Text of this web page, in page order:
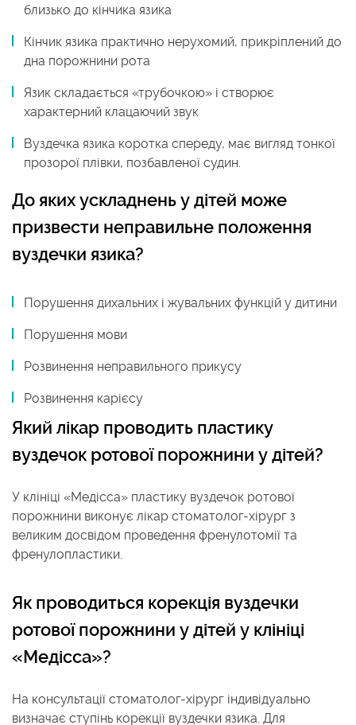
близько до кінчика язика
Кінчик язика практично нерухомий, прикріплений до
дна порожнини рота
Язик складається «трубочкою» і створює
характерний клацаючий звук
Вуздечка язика коротка спереду, має вигляд тонкої
прозорої плівки, позбавленої судин.
До яких ускладнень у дітей може
призвести неправильне положення
вуздечки язика?
Порушення дихальних і жувальних функцій у дитини
Порушення мови
Розвинення неправильного прикусу
Розвинення карієсу
Який лікар проводить пластику
вуздечок ротової порожнини у дітей?
У клініці «Медісса» пластику вуздечок ротової
порожнини виконує лікар стоматолог-хірург з
великим досвідом проведення френулотомії та
френулопластики.
Як проводиться корекція вуздечки
ротової порожнини у дітей у клініці
«Медісса»?
На консультації стоматолог-хірург індивідуально
визначає ступінь корекції вуздечки язика. Для